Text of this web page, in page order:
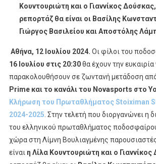
Κουντουριώτη και ο Γιαννίκος
ρεπορτάζ θα είναι οι Βασίλης
Γιώργος Βασιλείου και Αποστόλης
Αθήνα, 12 Ιουλίου 2024. Οι φίλοι του
16 Ιουλίου στις 20:30θα έχουν την ευκαιρία
παρακολουθήσουν σε ζωντανή μετάδοση
Primeκαι το κανάλι του Novasports στο
Κλήρωση του Πρωταθλήματος Stoiximan
2024-2025 . Στην τελετή που διοργανώνει η
του ελληνικού πρωταθλήματος
χώρα στη Λίμνη Βουλιαγμένης
είναι η Λίλα Κουντουριώτη και ο